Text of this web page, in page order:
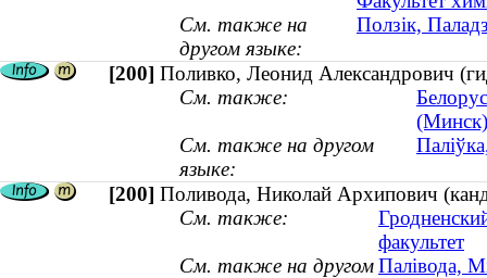
См. также на
другом языке:
Ползік,
[200] Поливко, Леонид Александрович
См. также:
(Минск)
См. также на другом
языке:
[200] Поливода, Николай Архипович
См. также:
факультет
См. также на другомПалівода,